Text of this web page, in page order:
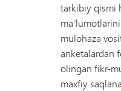
tarkibiy qismi
mulohaza
anketalardan
olingan fikr-
maxfiy